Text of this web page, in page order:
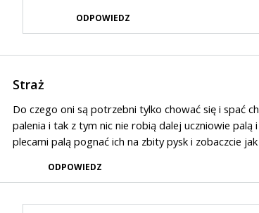
ODPOWIEDZ
Straż
Do czego oni są potrzebni tylko chować się i spać
palenia i tak z tym nic nie robią dalej uczniowie palą
plecami palą pognać ich na zbity pysk i zobaczcie
ODPOWIEDZ